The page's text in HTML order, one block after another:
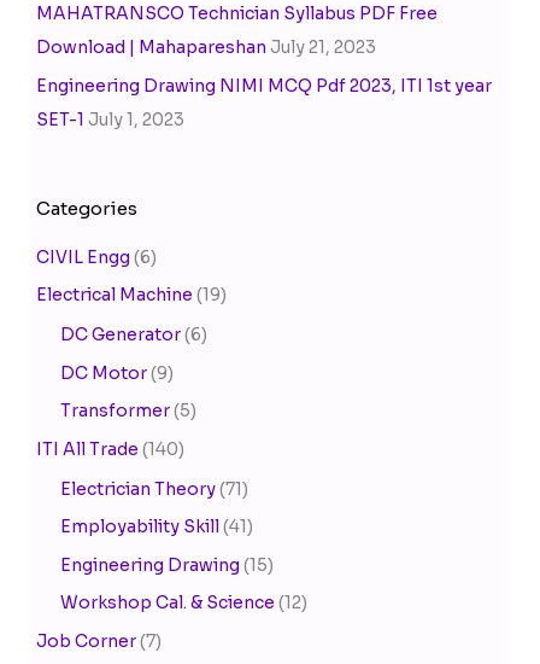
MAHATRANSCO Technician Syllabus PDF Free
Download | Mahapareshan July 21, 2023
Engineering Drawing NIMI MCQ Pdf 2023, ITI 1st year
SET-1 July 1, 2023
Categories
CIVIL Engg (6)
Electrical Machine (19)
DC Generator(6)
DC Motor(9)
Transformer(5)
ITI All Trade (140)
Electrician Theory(71)
Employability Skill (41)
Engineering Drawing (15)
Workshop Cal. & Science (12)
Job Corner(7)